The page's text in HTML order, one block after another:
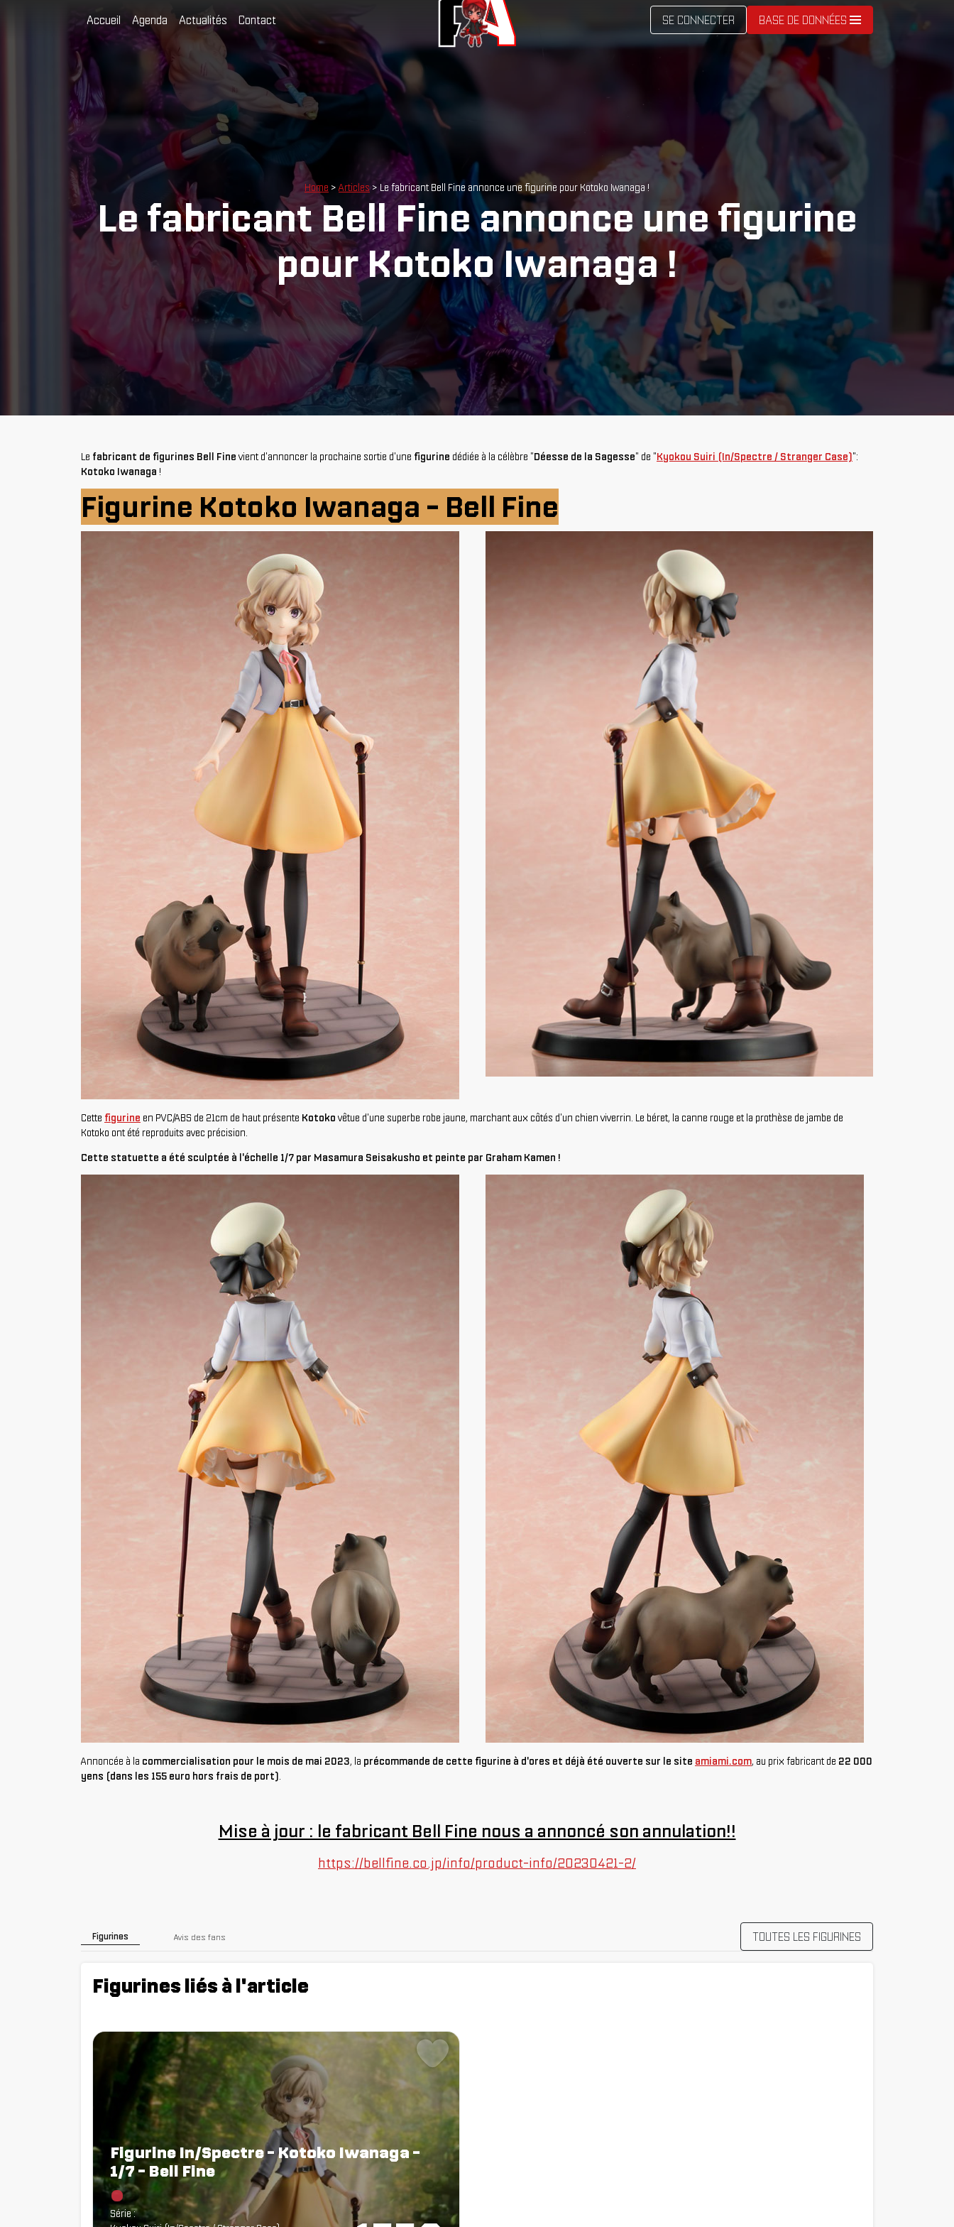
Accueil Agenda Actualités Contact SE CONNECTER BASE DE DONNÉES
Home > Articles> Le fabricant Bell Fine annonce une figurine pour Kotoko Iwanaga !
Le fabricant Bell Fine annonce une figurine
pour Kotoko Iwanaga !
Le fabricant de figurines Bell Fine vient d'annoncer la prochaine sortie d'une figurine dédiée à la célèbre "Déesse de la Sagesse" de "Kyokou Suiri (In/Spectre / Stranger Case)":
Kotoko Iwanaga !
Figurine Kotoko Iwanaga - Bell Fine
Cette figurine en PVC/ABS de 21cm de haut présente Kotoko vêtue d'une superbe robe jaune, marchant aux côtés d'un chien viverrin. Le béret, la canne rouge et la prothèse de jambe de
Kotoko ont été reproduits avec précision.
Cette statuette a été sculptée à l'échelle 1/7 par Masamura Seisakusho et peinte par Graham Kamen !
Annoncée à la commercialisation pour le mois de mai 2023, la précommande de cette figurine à d'ores et déjà été ouverte sur le site amiami.com, au prix fabricant de 22 000
yens (dans les 155 euro hors frais de port).
Mise à jour : le fabricant Bell Fine nous a annoncé son annulation!!
https://bellfine.co.jp/info/product-info/20230421-2/
Figurines Avis des fans TOUTES LES FIGURINES
Figurines liés à l'article
Figurine In/Spectre - Kotoko Iwanaga -
1/7 - Bell Fine
Chargement...
Série :